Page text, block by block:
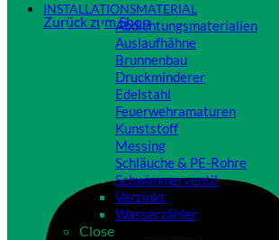
Zurück zum Shop
INSTALLATIONSMATERIAL
Abdichtungsmaterialien
Auslaufhähne
Brunnenbau
Druckminderer
Edelstahl
Feuerwehramaturen
Kunststoff
Messing
Schläuche & PE-Rohre
Schwimmerventil
Verzinkt
Wasserzähler
Close